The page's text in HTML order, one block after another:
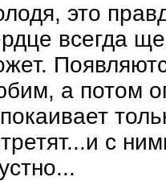
это
всегда
а потом
с